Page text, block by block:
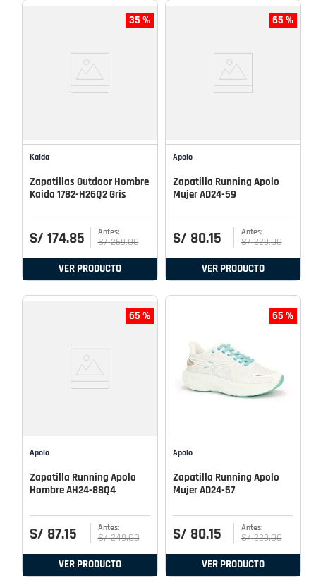
35 %
Kaida
Zapatillas Outdoor Hombre
Kaida 1782-H26Q2 Gris
S/ 174.85 S/ 269.00
VER PRODUCTO
65 %
Apolo
Zapatilla Running Apolo
Mujer AD24-59
S/ 80.15 S/ 229.00
VER PRODUCTO
65 %
Apolo
Zapatilla Running Apolo
Hombre AH24-88Q4
S/ 87.15 S/ 249.00
VER PRODUCTO
65 %
Apolo
Zapatilla Running Apolo
Mujer AD24-57
S/ 80.15 S/ 229.00
VER PRODUCTO